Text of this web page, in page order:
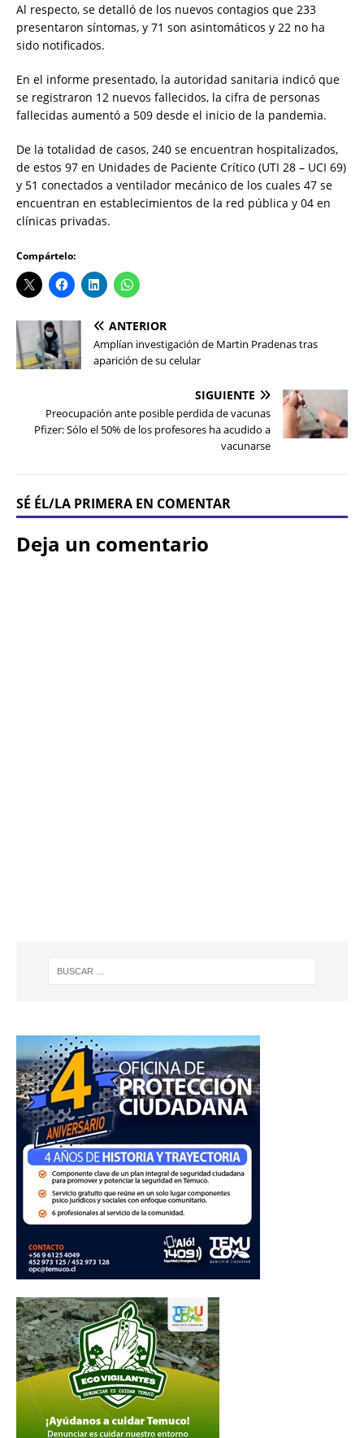
Al respecto, se detalló de los nuevos contagios que 233
presentaron síntomas, y 71 son asintomáticos y 22 no ha
sido notificados.
En el informe presentado, la autoridad sanitaria indicó que
se registraron 12 nuevos fallecidos, la cifra de personas
fallecidas aumentó a 509 desde el inicio de la pandemia.
De la totalidad de casos, 240 se encuentran hospitalizados,
de estos 97 en Unidades de Paciente Crítico (UTI 28 – UCI 69)
y 51 conectados a ventilador mecánico de los cuales 47 se
encuentran en establecimientos de la red pública y 04 en
clínicas privadas.
Compártelo:
ANTERIOR
Amplían investigación de Martin Pradenas tras
aparición de su celular
SIGUIENTE
Preocupación ante posible perdida de vacunas
Pfizer: Sólo el 50% de los profesores ha acudido a
vacunarse
SÉ ÉL/LA PRIMERA EN COMENTAR
Deja un comentario